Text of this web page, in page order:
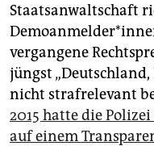
Staatsanwaltschaft
vergangene
jüngst „Deutschland,
nicht strafrelevant
2015 hatte die
auf einem